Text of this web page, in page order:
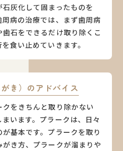
灰化して固まったものを
周病の治療では、まず歯周病
石をできるだけ取り除くこ
食い止めていきます。
き）のアドバイス
をきちんと取り除かない
います。プラークは、日々
基本です。プラークを取り
き方、プラークが溜まりや